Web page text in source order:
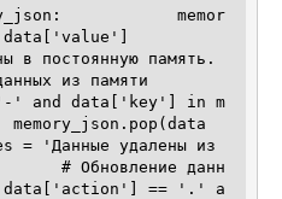
memor
в постоянную память.
из памяти
and data['key'] in m
удалены из
# Обновление данн
== '.' a